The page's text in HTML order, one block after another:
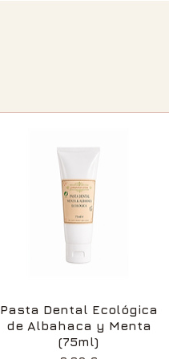
Vista rápida
Pasta Dental Ecológica
de Albahaca y Menta
(75ml)